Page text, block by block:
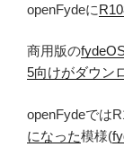
openFydeに
商用版の
5向けがダウン
openFydeでは
になった模様(